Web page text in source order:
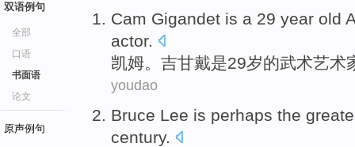
双语例句
全部
口语
书面语
论文
原声例句
Cam Gigandet is a 29 year old
actor.
凯姆。吉甘戴是29岁的武术艺术
youdao
Bruce Lee is perhaps the
century.